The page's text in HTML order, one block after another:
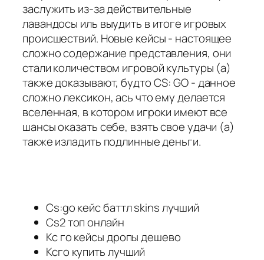
заслужить из-за действительные
лавандосы иль выудить в итоге игровых
происшествий. Новые кейсы - настоящее
сложно содержание представления, они
стали количеством игровой культуры (а)
также доказывают, будто CS: GO - данное
сложно лексикон, ась что ему делается
вселенная, в котором игроки имеют все
шансы оказать себе, взять свое удачи (а)
также изладить подлинные деньги.
Cs:go кейс баттл skins лучший
Cs2 топ онлайн
Кс го кейсы дропы дешево
Ксго купить лучший